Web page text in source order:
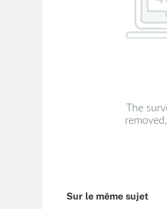
Sur le même sujet